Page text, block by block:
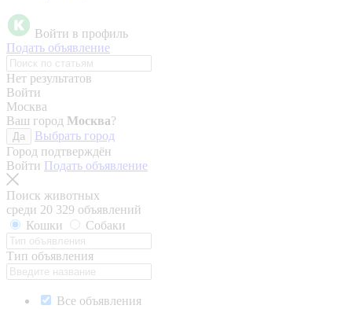
Войти в профиль
Подать объявление
Нет результатов
Войти
Москва
Ваш город Москва?
Да
Выбрать город
Город подтверждён
Войти Подать объявление
Поиск животных
среди 20 329 объявлений
Кошки
Собаки
Тип объявления
Все объявления